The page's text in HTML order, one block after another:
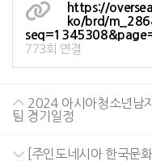
https://
ko/brd/
773회 연결
2024 아시아청소년남
팀 경기일정
[주인도네시아 한국문